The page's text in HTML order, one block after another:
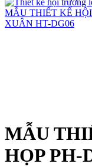
MẪU THIẾT KẾ
XUÂN HT-DG06
MẪU
HỌP PH-